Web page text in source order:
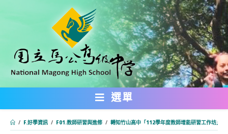
內
選單
/ F.好學資訊 / F01.教師研習與進修 / 轉知竹山高中「112學年度教師增能研習工作坊」